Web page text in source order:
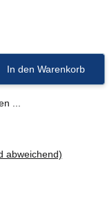
In den Warenkorb
...
abweichend)